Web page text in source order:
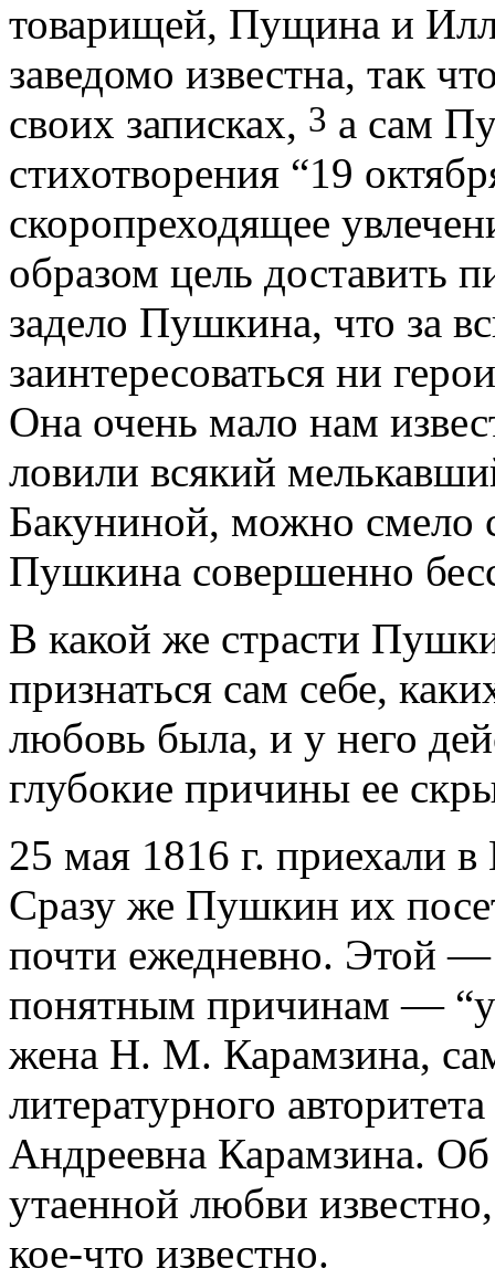
товарищей, Пущина и
заведомо известна, так
своих записках, 3 а сам
стихотворения “19
скоропреходящее
образом цель доставить
задело Пушкина, что за
заинтересоваться ни
Она очень мало нам
ловили всякий
Бакуниной, можно смело
Пушкина совершенно
В какой же страсти
признаться сам себе,
любовь была, и у него
глубокие причины ее
25 мая 1816 г. приехали
Сразу же Пушкин их
почти ежедневно. Этой —
понятным причинам —
жена H. M. Карамзина,
литературного
Андреевна Карамзина.
утаенной любви
кое-что известно.